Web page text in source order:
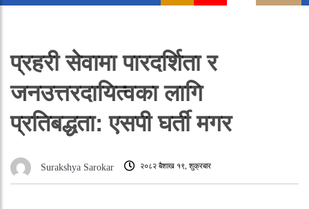
प्रहरी सेवामा पारदर्शिता र
जनउत्तरदायित्वका लागि
प्रतिबद्धता: एसपी घर्ती मगर
Surakshya Sarokar २०८२ बैशाख १९, शुक्रबार